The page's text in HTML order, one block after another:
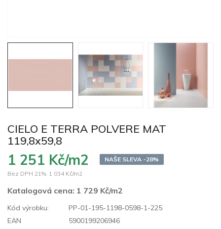
CIELO E TERRA POLVERE MAT
119,8x59,8
1 251 Kč/m2
NAŠE SLEVA -28%
Bez DPH 21%: 1 034 Kč/m2
Katalogová cena: 1 729 Kč/m2
Kód výrobku:
PP-01-195-1198-0598-1-225
EAN
5900199206946